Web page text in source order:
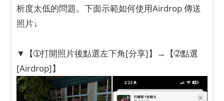
析度太低的問題。下面示範如何使用Airdrop 傳送
照片↓
▼【➀打開照片後點選左下角[分享]】→【➁點選
[Airdrop]】